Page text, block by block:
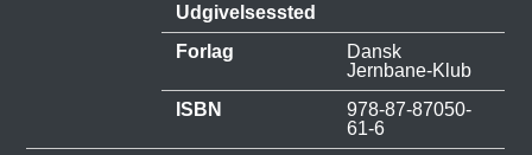
Udgivelsessted
Forlag
Dansk
Jernbane-Klub
ISBN
978-87-87050-
61-6